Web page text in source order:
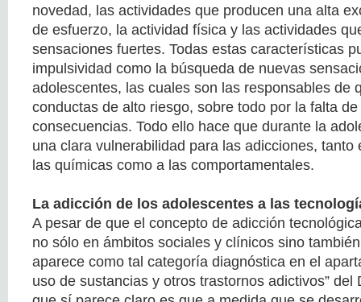
novedad, las actividades que producen una alta
de esfuerzo, la actividad física y las actividades
sensaciones fuertes. Todas estas características
impulsividad como la búsqueda de nuevas
adolescentes, las cuales son las responsables de
conductas de alto riesgo, sobre todo por la falta
consecuencias. Todo ello hace que durante la
una clara vulnerabilidad para las adicciones, tanto
las químicas como a las comportamentales.
La adicción de los adolescentes a las
A pesar de que el concepto de adicción
no sólo en ámbitos sociales y clínicos sino
aparece como tal categoría diagnóstica en el
uso de sustancias y otros trastornos adictivos” del